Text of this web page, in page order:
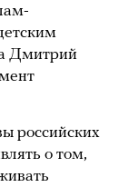
Дмитрий
российских
о том,